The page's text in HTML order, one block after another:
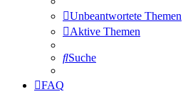
Unbeantwortete Themen
Aktive Themen
Suche
FAQ